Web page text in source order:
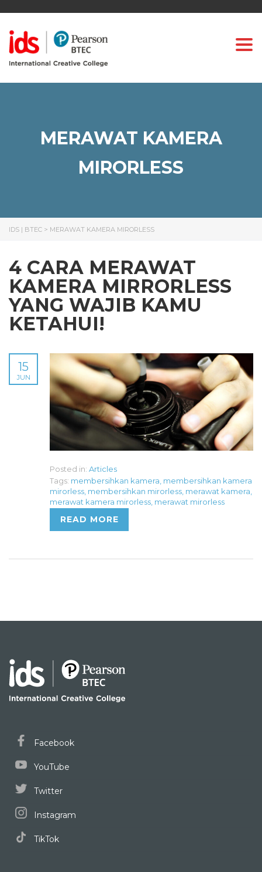
MERAWAT KAMERA
MIRORLESS
IDS | BTEC > MERAWAT KAMERA MIRORLESS
4 CARA MERAWAT
KAMERA MIRRORLESS
YANG WAJIB KAMU
KETAHUI!
15
JUN
Posted in: Articles
Tags: membersihkan kamera, membersihkan kamera
mirorless, membersihkan mirorless, merawat kamera,
merawat kamera mirorless, merawat mirorless
READ MORE
Facebook
YouTube
Twitter
Instagram
TikTok